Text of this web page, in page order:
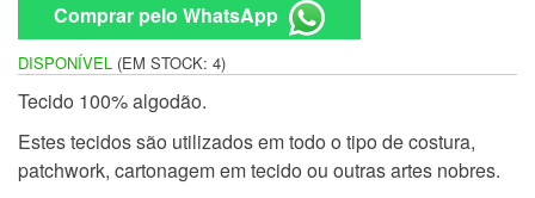
Comprar pelo WhatsApp
DISPONÍVEL (EM STOCK: 4)
Tecido 100% algodão.
Estes tecidos são utilizados em todo o tipo de costura,
patchwork, cartonagem em tecido ou outras artes nobres.